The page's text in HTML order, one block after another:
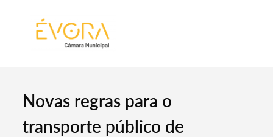
Novas regras para o
transporte público de